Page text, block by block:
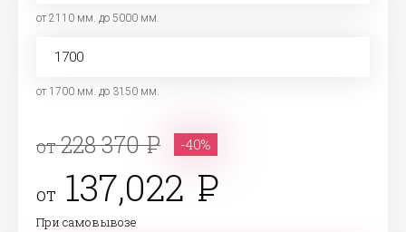
от 2110 мм. до 5000 мм.
от 1700 мм. до 3150 мм.
от228 370 -40%
от 137,022
При самовывозе